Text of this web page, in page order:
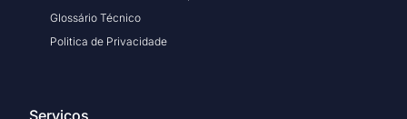
Glossário Técnico
Politica de Privacidade